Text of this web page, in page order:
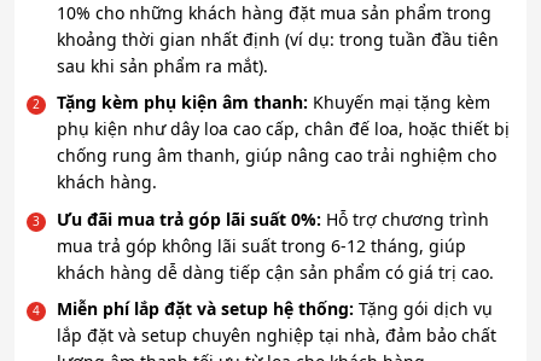
10% cho những khách hàng đặt mua sản phẩm trong
khoảng thời gian nhất định (ví dụ: trong tuần đầu tiên
sau khi sản phẩm ra mắt).
Tặng kèm phụ kiện âm thanh: Khuyến mại tặng kèm
phụ kiện như dây loa cao cấp, chân đế loa, hoặc thiết bị
chống rung âm thanh, giúp nâng cao trải nghiệm cho
khách hàng.
Ưu đãi mua trả góp lãi suất 0%: Hỗ trợ chương trình
mua trả góp không lãi suất trong 6-12 tháng, giúp
khách hàng dễ dàng tiếp cận sản phẩm có giá trị cao.
Miễn phí lắp đặt và setup hệ thống: Tặng gói dịch vụ
lắp đặt và setup chuyên nghiệp tại nhà, đảm bảo chất